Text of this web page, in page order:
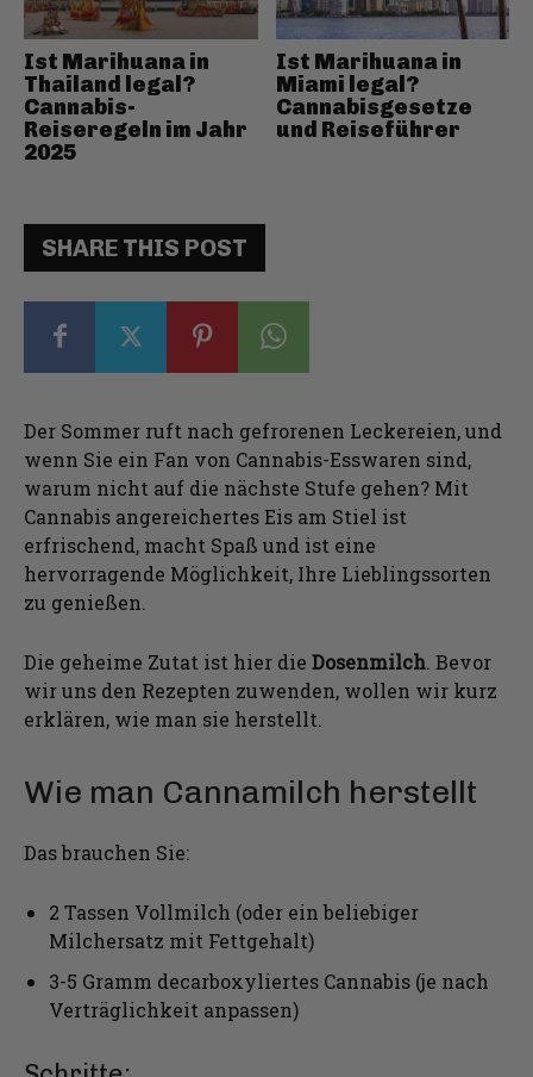
SHARE THIS POST
Der Sommer ruft nach gefrorenen Leckereien, und
wenn Sie ein Fan von Cannabis-Esswaren sind,
warum nicht auf die nächste Stufe gehen? Mit
Cannabis angereichertes Eis am Stiel ist
erfrischend, macht Spaß und ist eine
hervorragende Möglichkeit, Ihre Lieblingssorten
zu genießen.
Die geheime Zutat ist hier die Dosenmilch. Bevor
wir uns den Rezepten zuwenden, wollen wir kurz
erklären, wie man sie herstellt.
Wie man Cannamilch herstellt
Das brauchen Sie:
2 Tassen Vollmilch (oder ein beliebiger
Milchersatz mit Fettgehalt)
3-5 Gramm decarboxyliertes Cannabis (je nach
Verträglichkeit anpassen)
Ist Marihuana in
Thailand legal?
Cannabis-
Reiseregeln im Jahr
2025
Ist Marihuana in
Miami legal?
Cannabisgesetze
und Reiseführer